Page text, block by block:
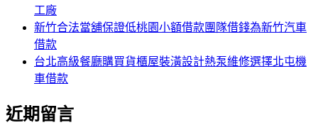
工廠
新竹合法當舖保證低桃園小額借款團隊借錢為新竹汽車
借款
台北高級餐廳購買貨櫃屋裝潢設計熱泵維修選擇北屯機
車借款
近期留言